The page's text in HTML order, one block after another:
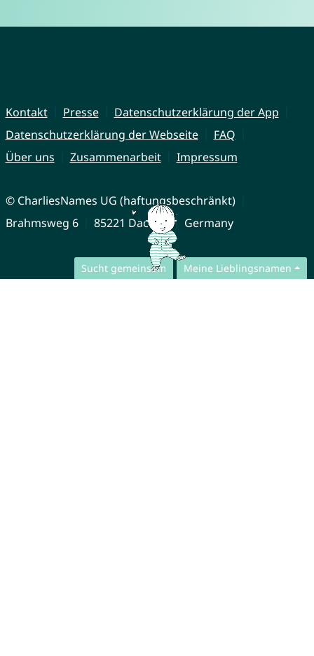
Sucht gemeinsam Meine Lieblingsnamen
Kontakt Presse
Datenschutzerklärung der App
Datenschutzerklärung der Webseite
FAQ
Über uns
Zusammenarbeit Impressum
© CharliesNames UG (haftungsbeschränkt)
Brahmsweg 6
85221 Dachau Germany